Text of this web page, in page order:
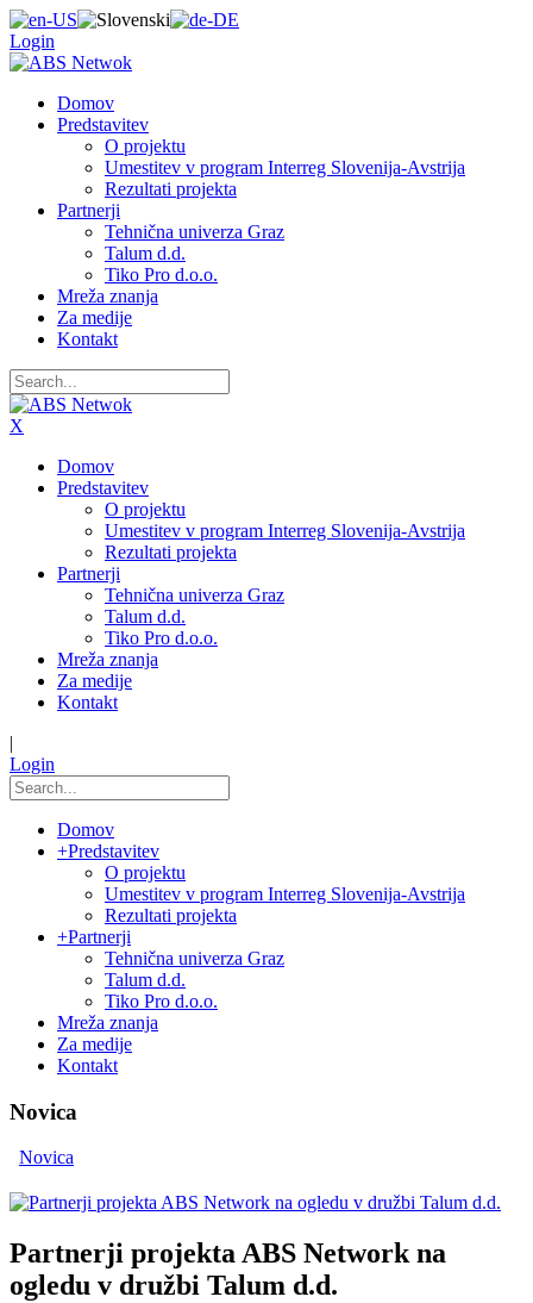
Login
Domov
Predstavitev
O projektu
Umestitev v program Interreg Slovenija-Avstrija
Rezultati projekta
Partnerji
Tehnična univerza Graz
Talum d.d.
Tiko Pro d.o.o.
Mreža znanja
Za medije
Kontakt
X
Domov
Predstavitev
O projektu
Umestitev v program Interreg Slovenija-Avstrija
Rezultati projekta
Partnerji
Tehnična univerza Graz
Talum d.d.
Tiko Pro d.o.o.
Mreža znanja
Za medije
Kontakt
|
Login
Domov
+Predstavitev
O projektu
Umestitev v program Interreg Slovenija-Avstrija
Rezultati projekta
+Partnerji
Tehnična univerza Graz
Talum d.d.
Tiko Pro d.o.o.
Mreža znanja
Za medije
Kontakt
Novica
Novica
Partnerji projekta ABS Network na
ogledu v družbi Talum d.d.